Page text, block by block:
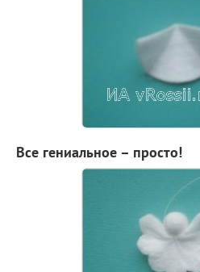
Все гениальное – просто!